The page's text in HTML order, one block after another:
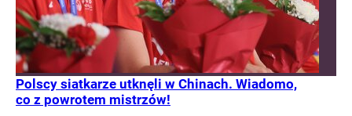
Polscy siatkarze utknęli w Chinach. Wiadomo,
co z powrotem mistrzów!